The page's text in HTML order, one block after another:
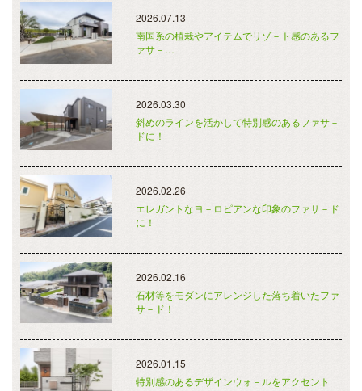
2026.07.13
南国系の植栽やアイテムでリゾ－ト感のあるフ
ァサ－…
2026.03.30
斜めのラインを活かして特別感のあるファサ－
ドに！
2026.02.26
エレガントなヨ－ロピアンな印象のファサ－ド
に！
2026.02.16
石材等をモダンにアレンジした落ち着いたファ
サ－ド！
2026.01.15
特別感のあるデザインウォ－ルをアクセント